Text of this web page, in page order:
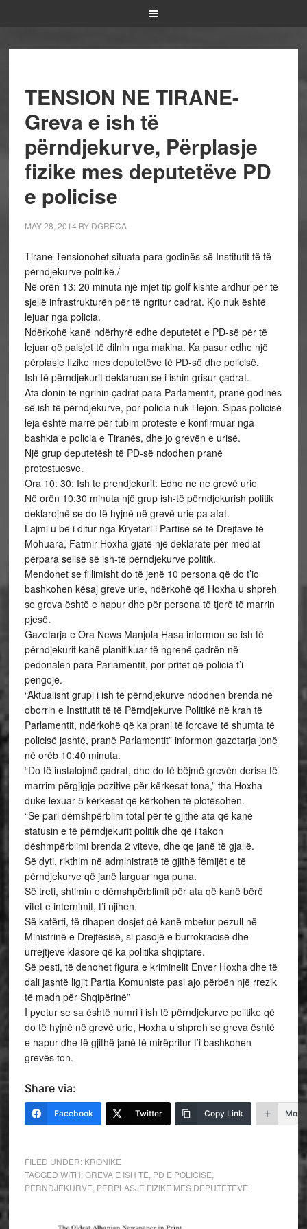
TENSION NE TIRANE-
Greva e ish të
përndjekurve, Përplasje
fizike mes deputetëve PD
e policise
MAY 28, 2014 BY DGRECA
Tirane-Tensionohet situata para godinës së Institutit të të
përndjekurve politikë./
Në orën 13: 20 minuta një mjet tip golf kishte ardhur për të
sjellë infrastrukturën për të ngritur cadrat. Kjo nuk është
lejuar nga policia.
Ndërkohë kanë ndërhyrë edhe deputetët e PD-së për të
lejuar që paisjet të dilnin nga makina. Ka pasur edhe një
përplasje fizike mes deputetëve të PD-së dhe policisë.
Ish të përndjekurit deklaruan se i ishin grisur çadrat.
Ata donin të ngrinin çadrat para Parlamentit, pranë godinës
së ish të përndjekurve, por policia nuk i lejon. Sipas policisë
leja është marrë për tubim proteste e konfirmuar nga
bashkia e policia e Tiranës, dhe jo grevën e urisë.
Një grup deputetësh të PD-së ndodhen pranë
protestuesve.
Ora 10: 30: Ish te prendjekurit: Edhe ne ne grevë urie
Në orën 10:30 minuta një grup ish-të përndjekurish politik
deklarojnë se do të hyjnë në grevë urie pa afat.
Lajmi u bë i ditur nga Kryetari i Partisë së të Drejtave të
Mohuara, Fatmir Hoxha gjatë një deklarate për mediat
përpara selisë së ish-të përndjekurve politik.
Mendohet se fillimisht do të jenë 10 persona që do t’io
bashkohen kësaj greve urie, ndërkohë që Hoxha u shpreh
se greva është e hapur dhe për persona të tjerë të marrin
pjesë.
Gazetarja e Ora News Manjola Hasa informon se ish të
përndjekurit kanë planifikuar të ngrenë çadrën në
pedonalen para Parlamentit, por pritet që policia t’i
pengojë.
“Aktualisht grupi i ish të përndjekurve ndodhen brenda në
oborrin e Institutit të të Përndjekurve Politikë në krah të
Parlamentit, ndërkohë që ka prani të forcave të shumta të
policisë jashtë, pranë Parlamentit” informon gazetarja jonë
në orëb 10:40 minuta.
“Do të instalojmë çadrat, dhe do të bëjmë grevën derisa të
marrim përgjigje pozitive për kërkesat tona,” tha Hoxha
duke lexuar 5 kërkesat që kërkohen të plotësohen.
“Se pari dëmshpërblim total për të gjithë ata që kanë
statusin e të përndjekurit politik dhe që i takon
dëshmpërblimi brenda 2 viteve, dhe qe janë të gjallë.
Së dyti, rikthim në administratë të gjithë fëmijët e të
përndjekurve që janë larguar nga puna.
Së treti, shtimin e dëmshpërblimit për ata që kanë bërë
vitet e internimit, t’i njihen.
Së katërti, të rihapen dosjet që kanë mbetur pezull në
Ministrinë e Drejtësisë, si pasojë e burrokracisë dhe
urrejtjeve klasore që ka politika shqiptare.
Së pesti, të denohet figura e kriminelit Enver Hoxha dhe të
dali jashtë ligjit Partia Komuniste pasi ajo përbën një rrezik
të madh për Shqipërinë”
I pyetur se sa është numri i ish të përndjekurve politike që
do të hyjnë në grevë urie, Hoxha u shpreh se greva është
e hapur dhe të gjithë janë të mirëpritur t’i bashkohen
grevës ton.
Share via:
Facebook Twitter Copy Link More
FILED UNDER: KRONIKE
TAGGED WITH:GREVA E ISH TË PD E POLICISE
PËRNDJEKURVE PËRPLASJE FIZIKE MES DEPUTETËVE